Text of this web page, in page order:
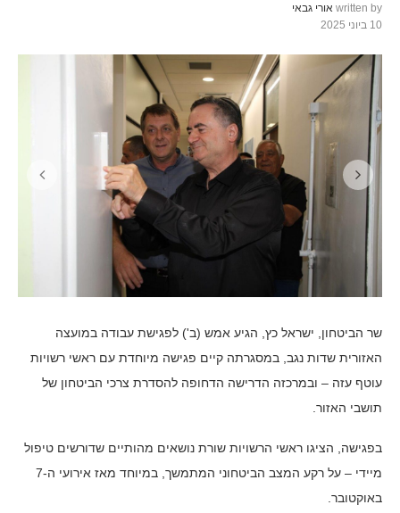
written by אורי גבאי
10 ביוני 2025
שר הביטחון, ישראל כץ, הגיע אמש (ב') לפגישת עבודה במועצה
האזורית שדות נגב, במסגרתה קיים פגישה מיוחדת עם ראשי רשויות
עוטף עזה – ובמרכזה הדרישה הדחופה להסדרת צרכי הביטחון של
תושבי האזור.
בפגישה, הציגו ראשי הרשויות שורת נושאים מהותיים שדורשים טיפול
מיידי – על רקע המצב הביטחוני המתמשך, במיוחד מאז אירועי ה-7
באוקטובר.